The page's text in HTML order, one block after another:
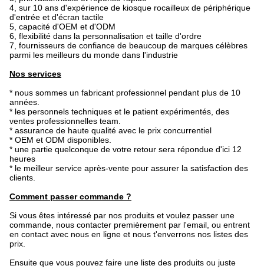
4, sur 10 ans d'expérience de kiosque rocailleux de périphérique
d'entrée et d'écran tactile
5, capacité d'OEM et d'ODM
6, flexibilité dans la personnalisation et taille d'ordre
7, fournisseurs de confiance de beaucoup de marques célèbres
parmi les meilleurs du monde dans l'industrie
Nos services
* nous sommes un fabricant professionnel pendant plus de 10
années.
* les personnels techniques et le patient expérimentés, des
ventes professionnelles team.
* assurance de haute qualité avec le prix concurrentiel
* OEM et ODM disponibles.
* une partie quelconque de votre retour sera répondue d'ici 12
heures
* le meilleur service après-vente pour assurer la satisfaction des
clients.
Comment passer commande ?
Si vous êtes intéressé par nos produits et voulez passer une
commande, nous contacter premièrement par l'email, ou entrent
en contact avec nous en ligne et nous t'enverrons nos listes des
prix.
Ensuite que vous pouvez faire une liste des produits ou juste